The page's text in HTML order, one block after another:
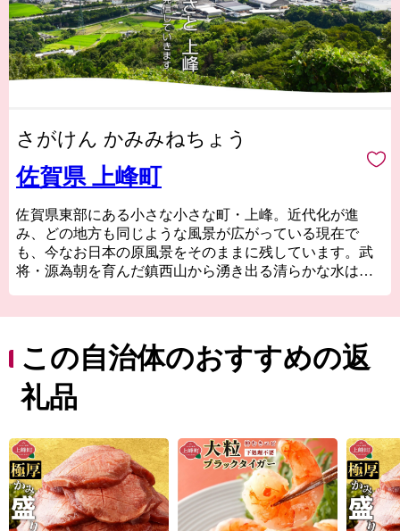
さがけん かみみねちょう
佐賀県 上峰町
佐賀県東部にある小さな小さな町・上峰。近代化が進
み、どの地方も同じような風景が広がっている現在で
も、今なお日本の原風景をそのままに残しています。武
将・源為朝を育んだ鎮西山から湧き出る清らかな水は、
っている黒毛和牛の最高級銘柄”佐賀牛”は、全日本牛枝
肉コンクールにて名誉賞（農林水産大臣賞）を受賞する
ほどの逸品。口に入れた瞬間のとろけるような肉質は最
高級A5ランクならではの食感です。
【～一時所得について～】
寄附者へのお礼として特産品を送る場合がありますが、
これは一時所得に該当します。
これは、ふるさと納税(寄附)が収入(特産品)を得るための
支出として扱われず、寄附金控除の対象とされているこ
この自治体のおすすめの返
礼品